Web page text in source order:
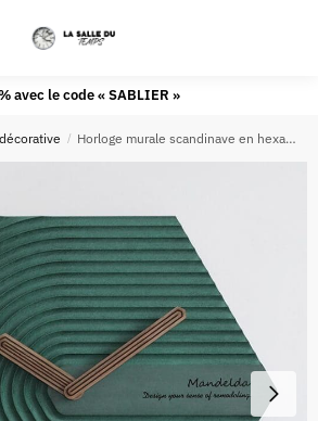
avec le code « SABLIER »
/ Horloge murale scandinave en hexagone